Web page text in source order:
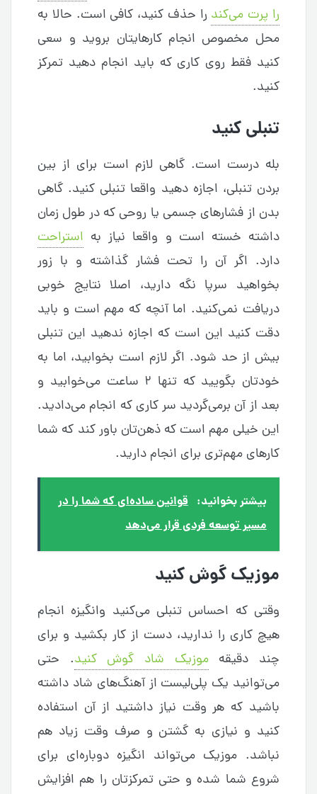
را پرت می‌کند را حذف کنید، کافی است. حالا به
محل مخصوص انجام کارهایتان بروید و سعی
کنید فقط روی کاری که باید انجام دهید تمرکز
کنید.
تنبلی کنید
بله درست است. گاهی لازم است برای از بین
بردن تنبلی، اجازه دهید واقعا تنبلی کنید. گاهی
بدن از فشارهای جسمی یا روحی که در طول زمان
داشته خسته است و واقعا نیاز به استراحت
دارد. اگر آن را تحت فشار گذاشته و با زور
بخواهید سرپا نگه دارید، اصلا نتایج خوبی
دریافت نمی‌کنید. اما آنچه که مهم است و باید
دقت کنید این است که اجازه ندهید این تنبلی
بیش از حد شود. اگر لازم است بخوابید، اما به
خودتان بگویید که تنها ۲ ساعت می‌خوابید و
بعد از آن برمی‌گردید سر کاری که انجام می‌دادید.
این خیلی مهم است که ذهن‌تان باور کند که شما
کارهای مهم‌تری برای انجام دارید.
بیشتر بخوانید: قوانین ساده‌ای که شما را در
مسیر توسعه فردی قرار می‌دهد
موزیک گوش کنید
وقتی که احساس تنبلی می‌کنید وانگیزه انجام
هیچ کاری را ندارید، دست از کار بکشید و برای
چند دقیقهموزیک شاد گوش کنید. حتی
می‌توانید یک پلی‌لیست از آهنگ‌های شاد داشته
باشید که هر وقت نیاز داشتید از آن استفاده
کنید و نیازی به گشتن و صرف وقت زیاد هم
نباشد. موزیک می‌تواند انگیزه دوباره‌ای برای
شروع شما شده و حتی تمرکز‌تان را هم افزایش